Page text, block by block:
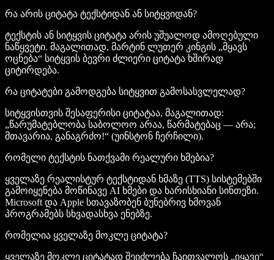
რა არის ციტატა ტექსტიდან ან სიტყვიდან?
ტექსტის ან სიტყვის ციტატა არის უშუალოდ ამოღებული
ნაწყვეტი. მაგალითად, მარტინ ლუთერ კინგის „მყავს
ოცნება“ სიტყვის ბევრი ძლიერი ციტატა ხშირად
ციტირდება.
რა ციტატები გამოდგება სიტყვით გამოსასვლელად?
სიტყვისთვის შესაფერისი ციტატაა, მაგალითად:
„წარუმატებლობა საბოლოო არაა, წარმატებაც — არა;
მთავარია, განაგრძო!“ (უინსტონ ჩერჩილი).
რომელი ტექსტის ნათქვამი რეალური ხმებია?
ყველაზე რეალისტურ ტექსტიდან ხმაზე (TTS) სისტემებში
გამოიყენება მოწინავე AI ხმები და ხარისხიანი სინთეზი.
Microsoft და Apple სთავაზობენ ბუნებრივ ხმოვან
პროგრამებს სხვადასხვა ენებზე.
რომელია ყველაზე მოკლე ციტატა?
ყველაზე მოკლე ციტატად შეიძლება ჩაითვალოს „იყავი“